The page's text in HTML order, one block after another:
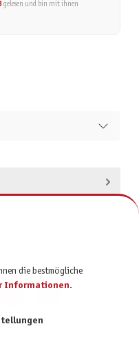
gelesen und bin mit ihnen
die bestmögliche
Informationen.